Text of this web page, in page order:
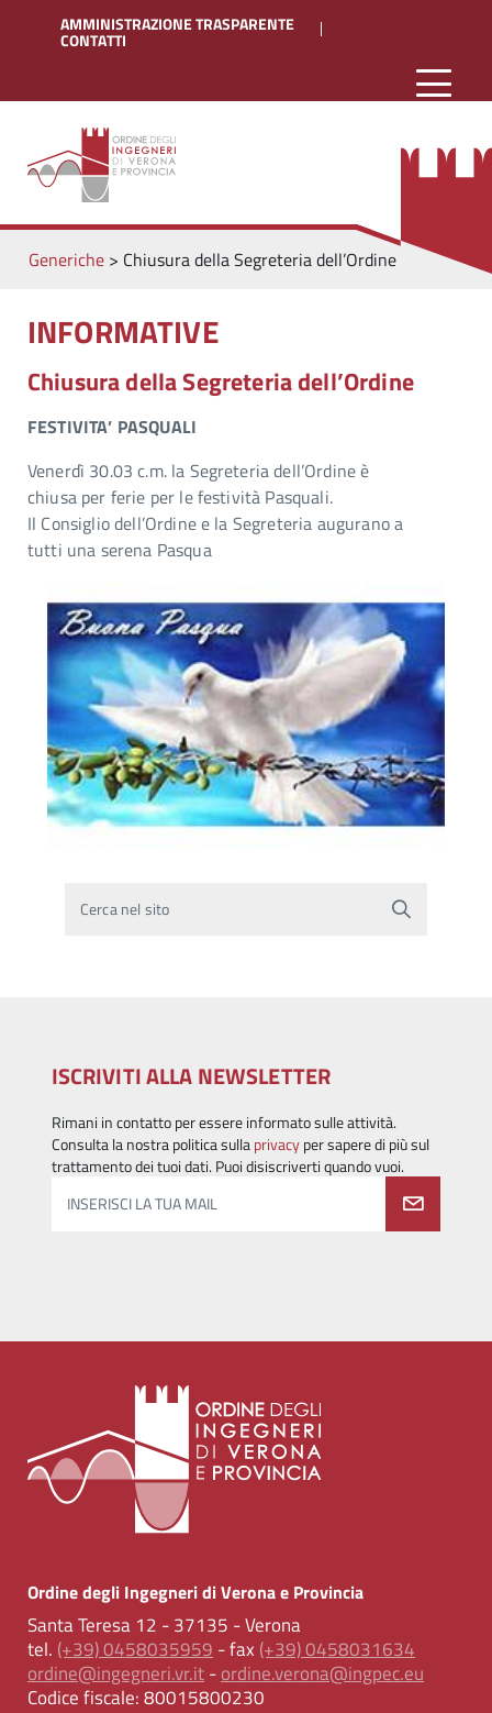
AMMINISTRAZIONE TRASPARENTE
CONTATTI
Generiche> Chiusura della Segreteria dell’Ordine
INFORMATIVE
Chiusura della Segreteria dell’Ordine
FESTIVITA’ PASQUALI
Venerdì 30.03 c.m. la Segreteria dell’Ordine è
chiusa per ferie per le festività Pasquali.
Il Consiglio dell’Ordine e la Segreteria augurano a
tutti una serena Pasqua
Cerca nel sito
ISCRIVITI ALLA NEWSLETTER
Rimani in contatto per essere informato sulle attività.
Consulta la nostra politica sullaprivacyper sapere di più sul
trattamento dei tuoi dati. Puoi disiscriverti quando vuoi.
INSERISCI LA TUA MAIL
Ordine degli Ingegneri di Verona e Provincia
Santa Teresa 12 - 37135 - Verona
tel. (+39) 0458035959 - fax (+39) 0458031634
ordine@ingegneri.vr.it-ordine.verona@ingpec.eu
Codice fiscale:80015800230